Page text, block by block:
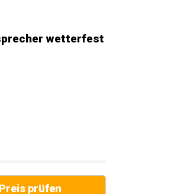
wetterfest
Preis prüfen